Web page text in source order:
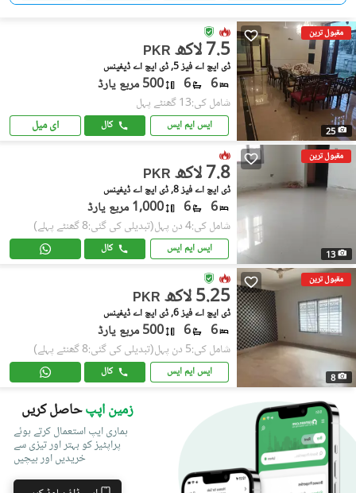
مقبول ترین
25
PKR 7.5 لاکھ
ڈی ایچ اے فیز 5, ڈی ایچ اے ڈیفینس
6
6 500 مربع یارڈ
شامل کی:13 گھنٹے پہل
ایس ایم ایس کال ای میل
مقبول ترین
13
PKR 7.8 لاکھ
ڈی ایچ اے فیز 8, ڈی ایچ اے ڈیفینس
6
6 1,000 مربع یارڈ
شامل کی:4 دن پہل (تبدیلی کی گئی:8 گھنٹے پہلے)
ایس ایم ایس کال
مقبول ترین
8
PKR 5.25 لاکھ
ڈی ایچ اے فیز 6, ڈی ایچ اے ڈیفینس
6
6 500 مربع یارڈ
شامل کی:5 دن پہل (تبدیلی کی گئی:8 گھنٹے پہلے)
ایس ایم ایس کال
زمین اپپحاصل کریں
ہماری ایپ استعمال کرتے ہوئے
پراپٹیز کو بہتر اور تیزی سے
خریدیں اور بیچیں